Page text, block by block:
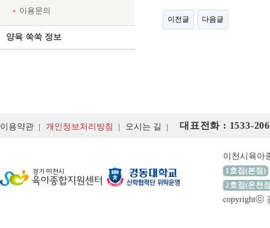
이용문의
양육 쑥쑥 정보
이전글 다음글
이용약관 개인정보처리방침 오시는 길 대표전화 : 1533-
이천시육아
1호점(본점)
2호점(온천
copyrightⓒ